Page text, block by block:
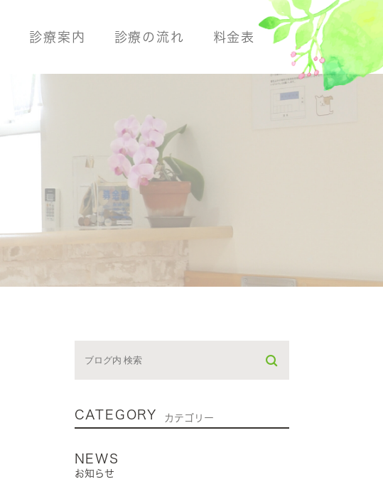
診療案内
ワンちゃんのよくある病気
ネコちゃんのよくある病気
診療の流れ 料金表
CATEGORY カテゴリー
NEWS
お知らせ